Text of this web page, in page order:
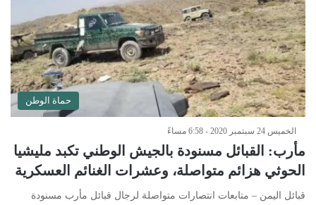
حماة الوطن
الخميس 24 سبتمبر 2020 - 6:58 مساءً
مأرب: القبائل مسنودة بالجيش الوطني تكبد مليشيا
الحوثي هزائم متواصلة، وعشرات الغنائم العسكرية
قبائل اليمن – متابعات انتصارات متواصلة لرجال قبائل مأرب مسنودة